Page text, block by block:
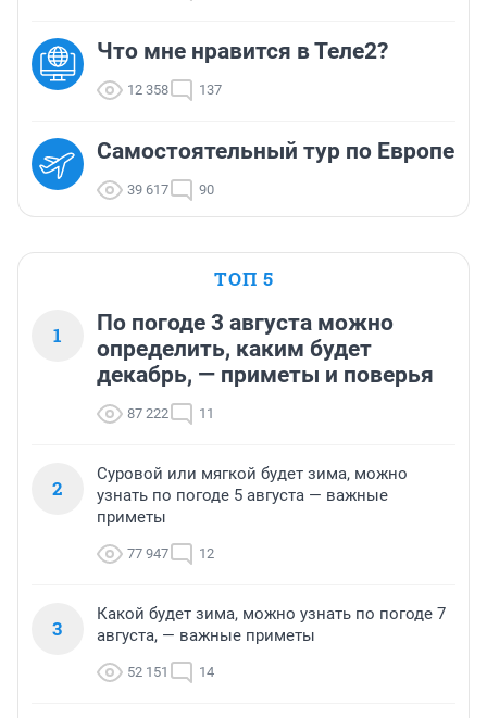
Что мне нравится в Теле2?
12 358 137
Самостоятельный тур по Европе
39 617 90
ТОП 5
1
По погоде 3 августа можно
определить, каким будет
декабрь, — приметы и поверья
87 222 11
2
Суровой или мягкой будет зима, можно
узнать по погоде 5 августа — важные
приметы
77 947 12
3
Какой будет зима, можно узнать по погоде 7
августа, — важные приметы
52 151 14